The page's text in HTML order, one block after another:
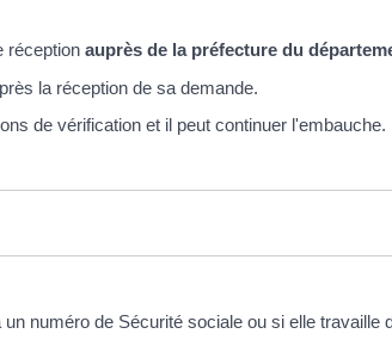
réception auprès de la préfecture du
la réception de sa demande.
de vérification et il peut continuer l'embauche.
numéro de Sécurité sociale ou si elle travaille